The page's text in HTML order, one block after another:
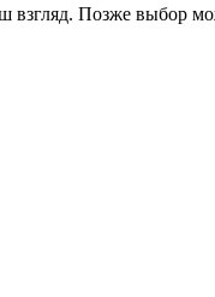
взгляд. Позже выбор